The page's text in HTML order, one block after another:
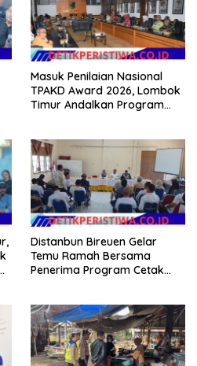
Masuk Penilaian Nasional
TPAKD Award 2026, Lombok
Timur Andalkan Program
Warga
Distanbun Bireuen Gelar
Temu Ramah Bersama
Penerima Program Cetak